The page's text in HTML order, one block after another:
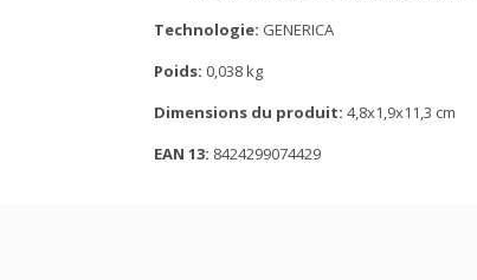
Technologie: GENERICA
Poids: 0,038 kg
Dimensions du produit: 4,8x1,9x11,3 cm
EAN 13: 8424299074429